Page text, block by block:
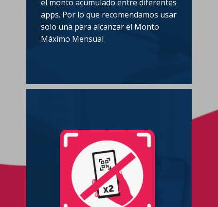
el monto acumulado entre diferentes
apps. Por lo que recomendamos usar
solo una para alcanzar el Monto
Máximo Mensual